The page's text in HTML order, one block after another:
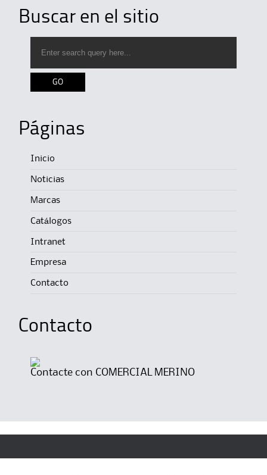
Buscar en el sitio
Páginas
Inicio
Noticias
Marcas
Catálogos
Intranet
Empresa
Contacto
Contacto
Contacte con COMERCIAL MERINO